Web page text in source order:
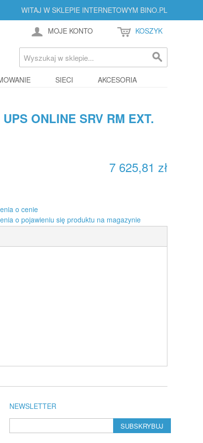
WITAJ W SKLEPIE INTERNETOWYM BINO.PL
MOJE KONTO KOSZYK
SIECI AKCESORIA
ONLINE SRV RM EXT.
7 625,81 zł
o cenie
o pojawieniu się produktu na magazynie
NEWSLETTER
SUBSKRYBUJ